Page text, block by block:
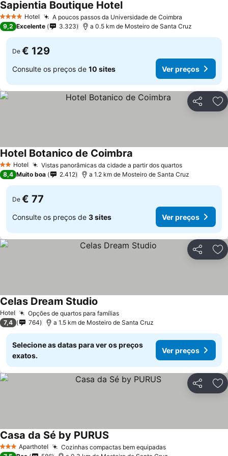
4 EstrelasHotel A poucos passos da Universidade de Coimbra
Sapientia Boutique HotelVer preços
9,2 Excelente 3.323 a 0.5 km de Mosteiro de Santa Cruz
De € 129
Consulte os preços de 10 sites Ver preços
Partilhar
2 Estrelas
Hotel Vistas panorâmicas da cidade a partir dos quartosVer preços
Hotel Botanico de Coimbra
8,4 Muito boa 2.412 a 1.2 km de Mosteiro de Santa Cruz
De € 77
Consulte os preços de 3 sites Ver preços
Partilhar
Hotel Opções de quartos para famíliasVer preços
Celas Dream Studio
7,4 764 a 1.5 km de Mosteiro de Santa Cruz
Selecione as datas para ver os preços
exatos.
Ver preços
Partilhar
3 EstrelasAparthotel Cozinhas compactas bem equipadasVer preços
Casa da Sé by PURUS